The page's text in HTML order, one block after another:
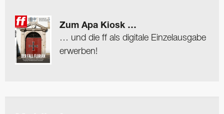
Zum Apa Kiosk …
… und die ff als digitale Einzelausgabe
erwerben!